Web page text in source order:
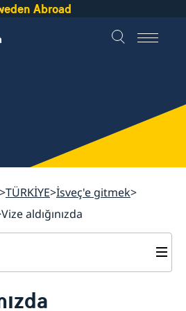
Abroad
TÜRKİYE İsveç'e gitmek
Vize aldığınızda